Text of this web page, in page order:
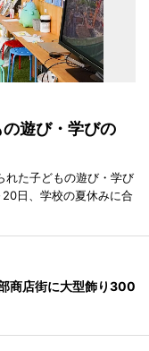
遊び・学びの
れた子どもの遊び・学び
日、学校の夏休みに合
商店街に大型飾り300